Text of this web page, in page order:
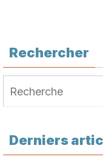
Rechercher
Derniers